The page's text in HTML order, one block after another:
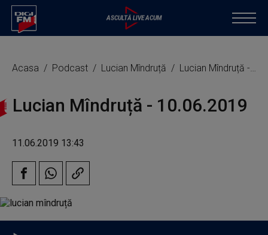
Acasa Podcast Lucian Mîndruță Lucian Mîndruță - 10.06.2019
Lucian Mîndruță - 10.06.2019
11.06.2019 13:43